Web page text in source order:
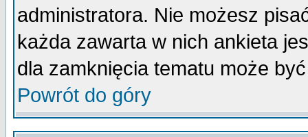
administratora. Nie możesz
każda zawarta w nich ankieta
dla zamknięcia tematu może
Powrót do góry